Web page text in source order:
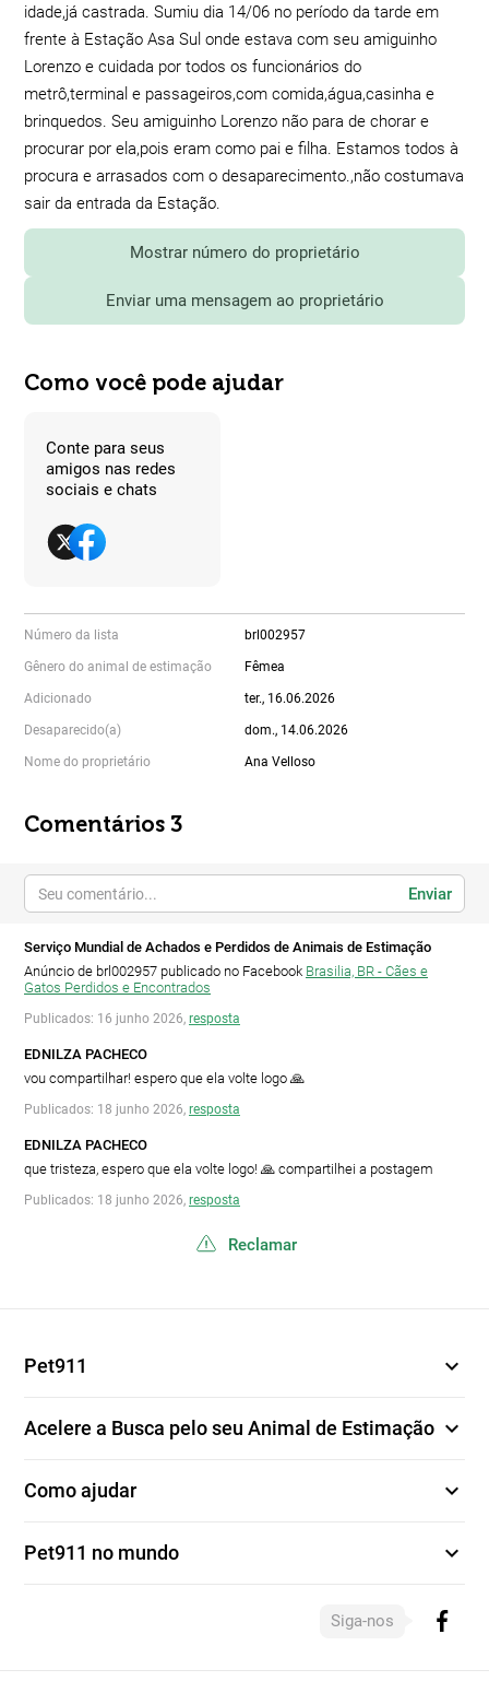
idade,já castrada. Sumiu dia 14/06 no período da tarde em
frente à Estação Asa Sul onde estava com seu amiguinho
Lorenzo e cuidada por todos os funcionários do
metrô,terminal e passageiros,com comida,água,casinha e
brinquedos. Seu amiguinho Lorenzo não para de chorar e
procurar por ela,pois eram como pai e filha. Estamos todos à
procura e arrasados com o desaparecimento.,não costumava
sair da entrada da Estação.
Mostrar número do proprietário
Enviar uma mensagem ao proprietário
Como você pode ajudar
Conte para seus
amigos nas redes
sociais e chats
Número da lista brl002957
Gênero do animal de estimação Fêmea
Adicionado ter., 16.06.2026
Desaparecido(a) dom., 14.06.2026
Nome do proprietário Ana Velloso
Comentários 3
Enviar
Serviço Mundial de Achados e Perdidos de Animais de Estimação
Anúncio de brl002957 publicado no Facebook Brasilia, BR - Cães e
Gatos Perdidos e Encontrados
Publicados: 16 junho 2026, resposta
EDNILZA PACHECO
vou compartilhar! espero que ela volte logo 🙏
Publicados: 18 junho 2026, resposta
EDNILZA PACHECO
que tristeza, espero que ela volte logo! 🙏 compartilhei a postagem
Publicados: 18 junho 2026, resposta
Reclamar
Pet911 expand_more
Acelere a Busca pelo seu Animal de Estimação expand_more
Como ajudar expand_more
Pet911 no mundo expand_more
Siga-nos